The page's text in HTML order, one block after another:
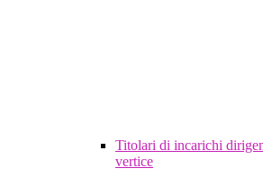
Titolari di incarichi
vertice